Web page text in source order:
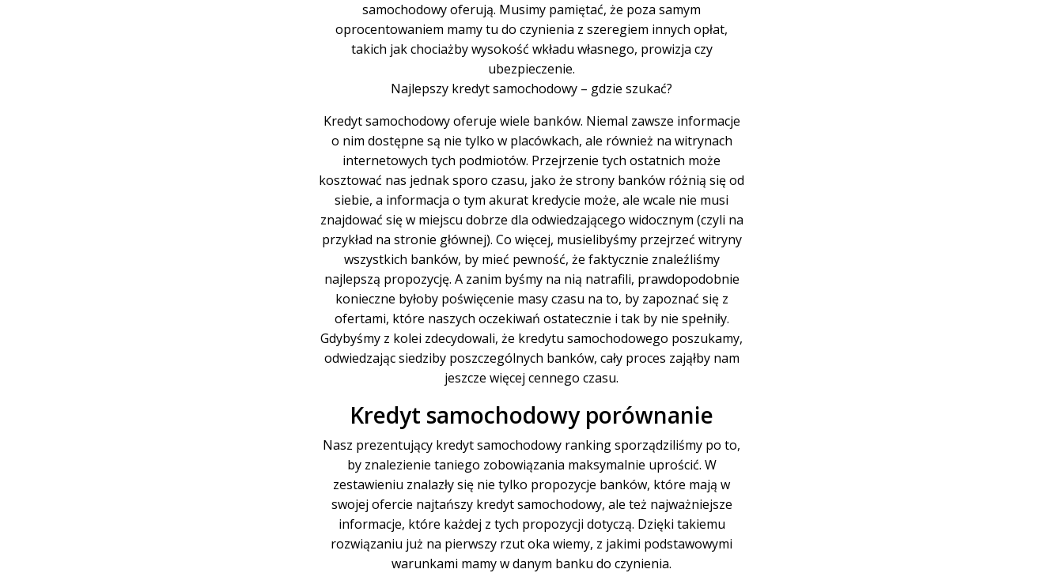
samochodowy oferują. Musimy pamiętać, że poza samym
oprocentowaniem mamy tu do czynienia z szeregiem innych opłat,
takich jak chociażby wysokość wkładu własnego, prowizja czy
ubezpieczenie.
Najlepszy kredyt samochodowy – gdzie szukać?
Kredyt samochodowy oferuje wiele banków. Niemal zawsze informacje
o nim dostępne są nie tylko w placówkach, ale również na witrynach
internetowych tych podmiotów. Przejrzenie tych ostatnich może
kosztować nas jednak sporo czasu, jako że strony banków różnią się od
siebie, a informacja o tym akurat kredycie może, ale wcale nie musi
znajdować się w miejscu dobrze dla odwiedzającego widocznym (czyli na
przykład na stronie głównej). Co więcej, musielibyśmy przejrzeć witryny
wszystkich banków, by mieć pewność, że faktycznie znaleźliśmy
najlepszą propozycję. A zanim byśmy na nią natrafili, prawdopodobnie
konieczne byłoby poświęcenie masy czasu na to, by zapoznać się z
ofertami, które naszych oczekiwań ostatecznie i tak by nie spełniły.
Gdybyśmy z kolei zdecydowali, że kredytu samochodowego poszukamy,
odwiedzając siedziby poszczególnych banków, cały proces zająłby nam
jeszcze więcej cennego czasu.
Kredyt samochodowy porównanie
Nasz prezentujący kredyt samochodowy ranking sporządziliśmy po to,
by znalezienie taniego zobowiązania maksymalnie uprościć. W
zestawieniu znalazły się nie tylko propozycje banków, które mają w
swojej ofercie najtańszy kredyt samochodowy, ale też najważniejsze
informacje, które każdej z tych propozycji dotyczą. Dzięki takiemu
rozwiązaniu już na pierwszy rzut oka wiemy, z jakimi podstawowymi
warunkami mamy w danym banku do czynienia.